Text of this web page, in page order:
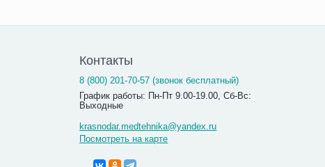
Контакты
8 (800) 201-70-57 (звонок бесплатный)
График работы: Пн-Пт 9.00-19.00, Сб-Вс:
Выходные
krasnodar.medtehnika@yandex.ru
Посмотреть на карте